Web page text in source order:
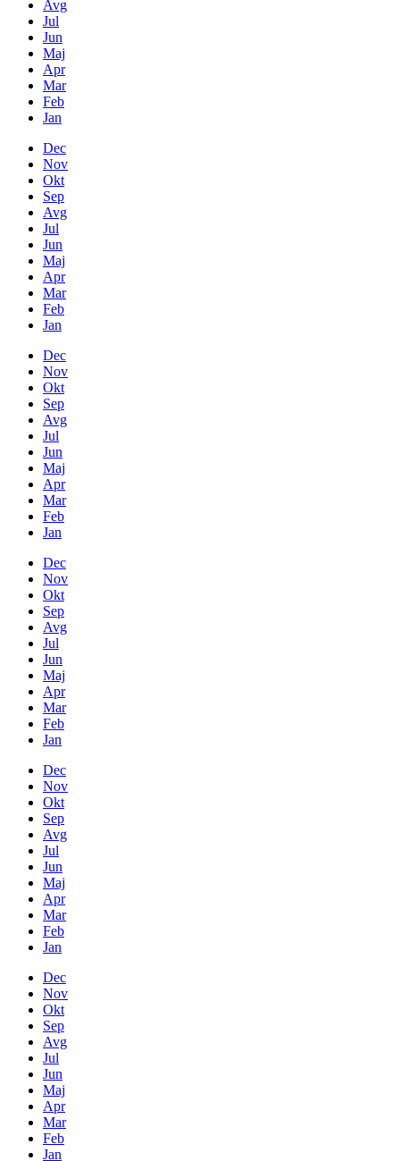
Avg
Jul
Jun
Maj
Apr
Mar
Feb
Jan
Dec
Nov
Okt
Sep
Avg
Jul
Jun
Maj
Apr
Mar
Feb
Jan
Dec
Nov
Okt
Sep
Avg
Jul
Jun
Maj
Apr
Mar
Feb
Jan
Dec
Nov
Okt
Sep
Avg
Jul
Jun
Maj
Apr
Mar
Feb
Jan
Dec
Nov
Okt
Sep
Avg
Jul
Jun
Maj
Apr
Mar
Feb
Jan
Dec
Nov
Okt
Sep
Avg
Jul
Jun
Maj
Apr
Mar
Feb
Jan